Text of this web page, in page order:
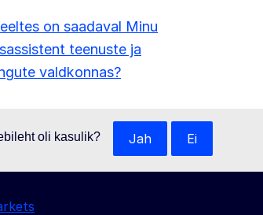
on saadaval Minu
teenuste ja
valdkonnas?
oli kasulik? Jah Ei